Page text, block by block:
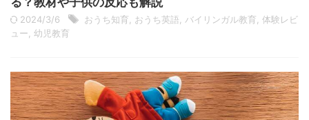
2024/3/6 おうち知育 おうち英語 バイリンガル教育 体験レビ
ュー 幼児教育